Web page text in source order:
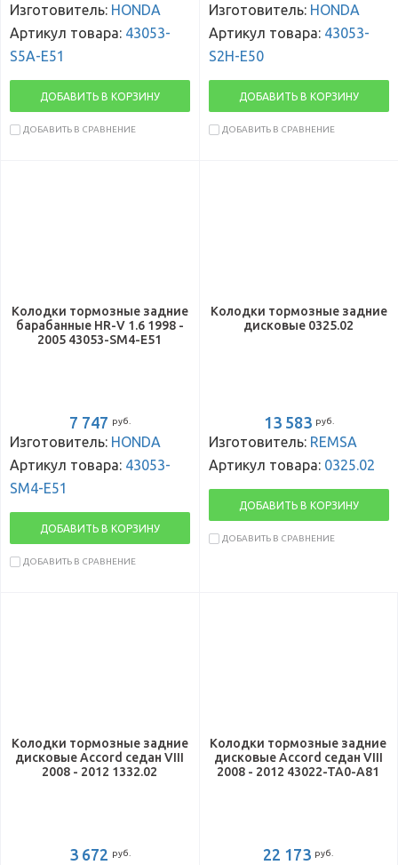
Изготовитель: HONDA
Артикул товара: 43053-
S5A-E51
ДОБАВИТЬ В КОРЗИНУ
ДОБАВИТЬ В СРАВНЕНИЕ
Изготовитель: HONDA
Артикул товара: 43053-
S2H-E50
ДОБАВИТЬ В КОРЗИНУ
ДОБАВИТЬ В СРАВНЕНИЕ
Колодки тормозные задние
барабанные HR-V 1.6 1998 -
2005 43053-SM4-E51
7 747 руб.
Изготовитель: HONDA
Артикул товара: 43053-
SM4-E51
ДОБАВИТЬ В КОРЗИНУ
ДОБАВИТЬ В СРАВНЕНИЕ
Колодки тормозные задние
дисковые 0325.02
13 583 руб.
Изготовитель: REMSA
Артикул товара: 0325.02
ДОБАВИТЬ В КОРЗИНУ
ДОБАВИТЬ В СРАВНЕНИЕ
Колодки тормозные задние
дисковые Accord седан VIII
2008 - 2012 1332.02
3 672 руб.
Колодки тормозные задние
дисковые Accord седан VIII
2008 - 2012 43022-TA0-A81
22 173 руб.